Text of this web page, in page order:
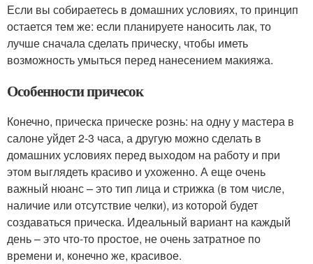
Если вы собираетесь в домашних условиях, то принцип
остается тем же: если планируете наносить лак, то
лучше сначала сделать прическу, чтобы иметь
возможность умыться перед нанесением макияжа.
Особенности причесок
Конечно, прическа прическе рознь: на одну у мастера в
салоне уйдет 2-3 часа, а другую можно сделать в
домашних условиях перед выходом на работу и при
этом выглядеть красиво и ухоженно. А еще очень
важный нюанс – это тип лица и стрижка (в том числе,
наличие или отсутствие челки), из которой будет
создаваться прическа. Идеальный вариант на каждый
день – это что-то простое, не очень затратное по
времени и, конечно же, красивое.